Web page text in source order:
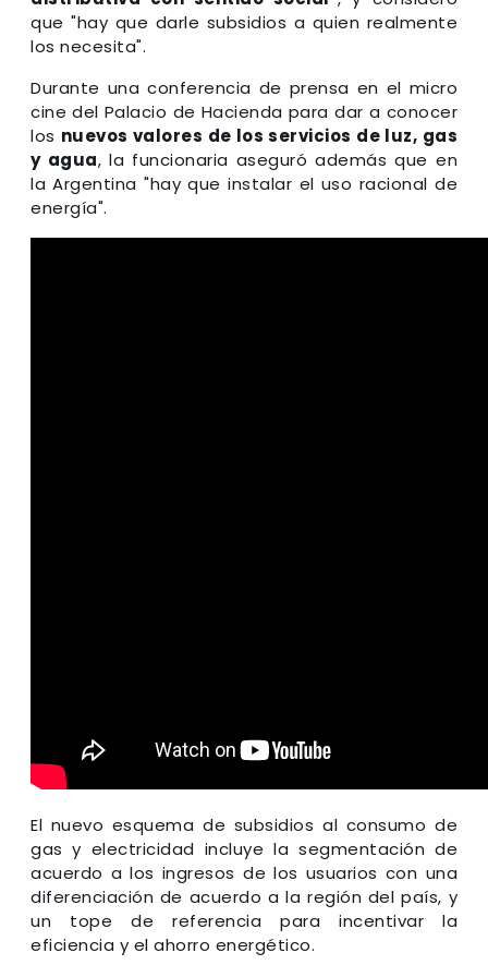
que "hay que darle subsidios a quien realmente
los necesita".
Durante una conferencia de prensa en el micro
cine del Palacio de Hacienda para dar a conocer
los nuevos valores de los servicios de luz, gas
y agua, la funcionaria aseguró además que en
la Argentina "hay que instalar el uso racional de
energía".
El nuevo esquema de subsidios al consumo de
gas y electricidad incluye la segmentación de
acuerdo a los ingresos de los usuarios con una
diferenciación de acuerdo a la región del país, y
un tope de referencia para incentivar la
eficiencia y el ahorro energético.